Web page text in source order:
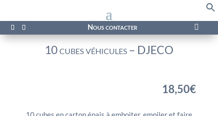
Nous contacter 
10 cubes véhicules – DJECO
18,50€